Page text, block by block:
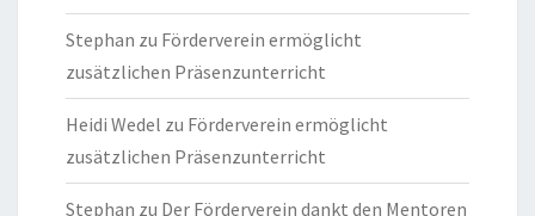
Stephan zu Förderverein ermöglicht
zusätzlichen Präsenzunterricht
Heidi Wedel zu Förderverein ermöglicht
zusätzlichen Präsenzunterricht
Stephan zu Der Förderverein dankt den Mentoren